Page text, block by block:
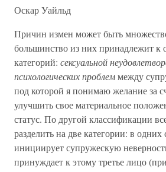
Оскар Уайльд
Причин измен может быть
большинство из них принадлежит к
категорий: сексуальной
психологических проблеммежду
под которой я понимаю желание за
улучшить свое материальное
статус. По другой классификации
разделить на две категории: в одних
инициирует супружескую
принуждает к этому третье лицо